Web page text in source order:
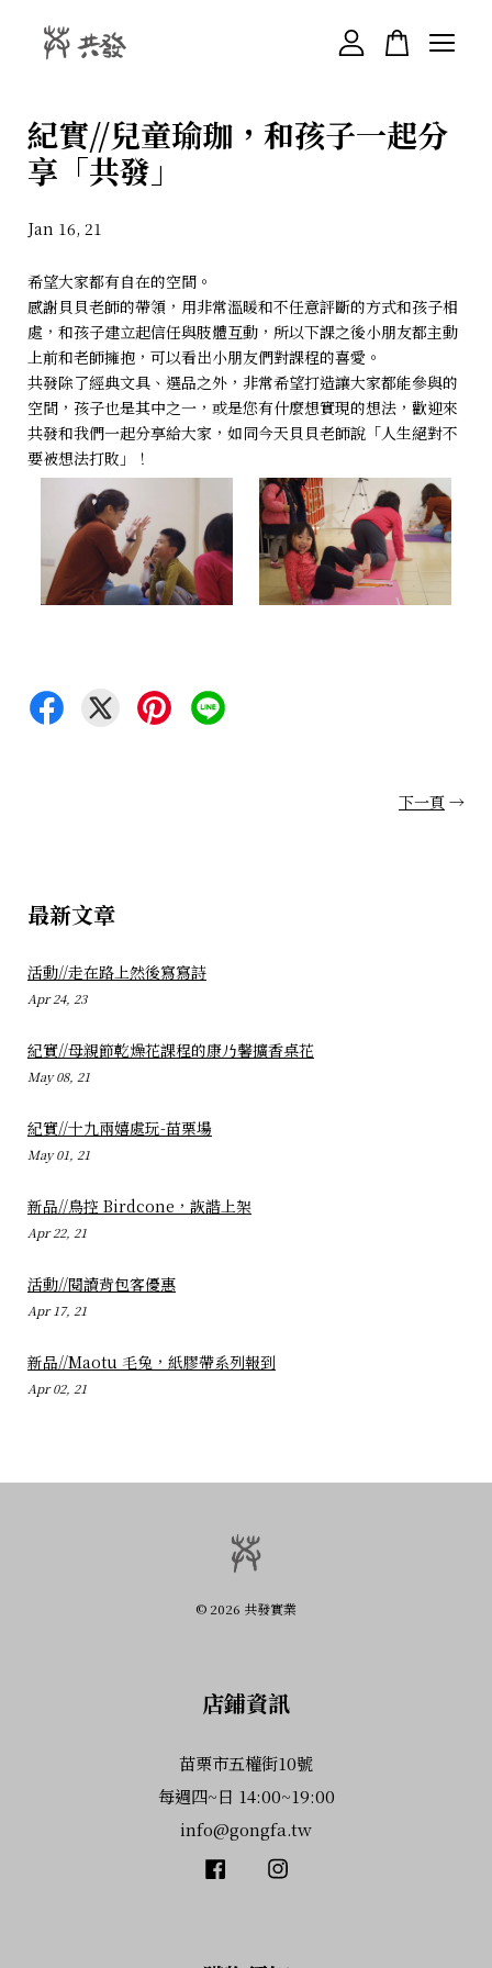
紀實//兒童瑜珈，和孩子一起分
享「共發」
Jan 16, 21
希望大家都有自在的空間。
感謝貝貝老師的帶領，用非常溫暖和不任意評斷的方式和孩子相
處，和孩子建立起信任與肢體互動，所以下課之後小朋友都主動
上前和老師擁抱，可以看出小朋友們對課程的喜愛。
共發除了經典文具、選品之外，非常希望打造讓大家都能參與的
空間，孩子也是其中之一，或是您有什麼想實現的想法，歡迎來
共發和我們一起分享給大家，如同今天貝貝老師說「人生絕對不
要被想法打敗」！
下一頁 →
最新文章
活動//走在路上然後寫寫詩
Apr 24, 23
紀實//母親節乾燥花課程的康乃馨擴香桌花
May 08, 21
紀實//十九兩嬉處玩-苗栗場
May 01, 21
新品//鳥控 Birdcone，詼諧上架
Apr 22, 21
活動//閱讀背包客優惠
Apr 17, 21
新品//Maotu 毛兔，紙膠帶系列報到
Apr 02, 21
© 2026 共發實業
店鋪資訊
苗栗市五權街10號
每週四~日 14:00~19:00
info@gongfa.tw
Facebook
您的購物車目前還是空的。